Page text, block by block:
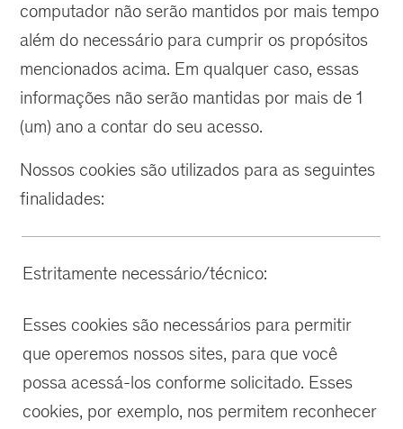
computador não serão mantidos por mais tempo
além do necessário para cumprir os propósitos
mencionados acima. Em qualquer caso, essas
informações não serão mantidas por mais de 1
(um) ano a contar do seu acesso.
Nossos cookies são utilizados para as seguintes
finalidades:
Estritamente necessário/técnico:
Esses cookies são necessários para permitir
que operemos nossos sites, para que você
possa acessá-los conforme solicitado. Esses
cookies, por exemplo, nos permitem reconhecer